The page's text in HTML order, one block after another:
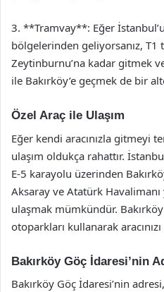
3. **Tramvay**: Eğer
bölgelerinden geliyorsanız, T1
Zeytinburnu’na kadar gitmek
ile Bakırköy’e geçmek de bir
Özel Araç ile Ulaşım
Eğer kendi aracınızla gitmeyi
ulaşım oldukça rahattır.
E-5 karayolu üzerinden
Aksaray ve Atatürk Havalimanı
ulaşmak mümkündür.
otoparkları kullanarak
Bakırköy Göç İdaresi’nin
Bakırköy Göç İdaresi’nin